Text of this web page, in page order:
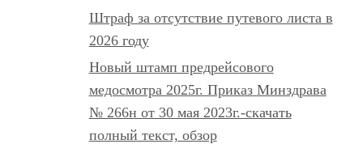
Штраф за отсутствие путевого листа в
2026 году
Новый штамп предрейсового
медосмотра 2025г. Приказ Минздрава
№ 266н от 30 мая 2023г.-скачать
полный текст, обзор